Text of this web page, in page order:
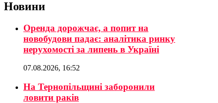
Новини
Оренда дорожчає, а попит на
новобудови падає: аналітика ринку
нерухомості за липень в Україні
07.08.2026, 16:52
На Тернопільщині заборонили
ловити раків